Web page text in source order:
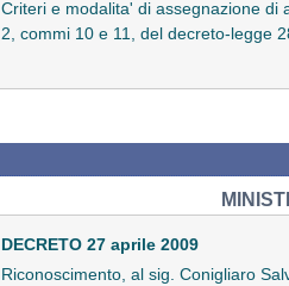
Criteri e modalita' di assegnazione di
2, commi 10 e 11, del decreto-legge
DECRETO 27 aprile 2009
Riconoscimento, al sig. Conigliaro